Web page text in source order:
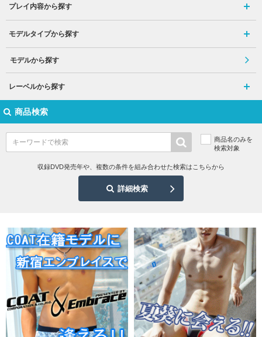
プレイ内容から探す
モデルタイプから探す
モデルから探す
レーベルから探す
商品検索
商品名のみを
検索対象
収録DVD発売年や、複数の条件を組み合わせた検索はこちらから
詳細検索